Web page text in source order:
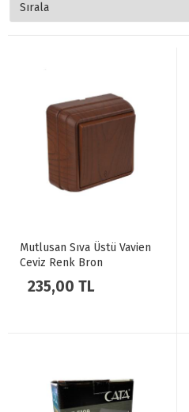
Mutlusan Sıva Üstü Vavien
Ceviz Renk Bron
235,00 TL